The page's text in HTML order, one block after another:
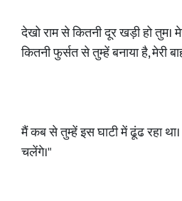
देखो राम से कितनी दूर खड़ी हो
कितनी फुर्सत से तुम्हें बनाया है, मेरी
मैं कब से तुम्हें इस घाटी में ढूंढ रहा
चलेंगे।"